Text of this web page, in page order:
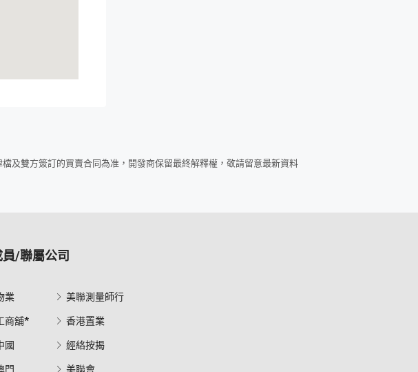
及雙方簽訂的買賣合同為准，開發商保留最終解釋權，敬請留意最新資料
/聯屬公司
業
商舖*
國
門
美聯測量師行
香港置業
經絡按揭
美聯會